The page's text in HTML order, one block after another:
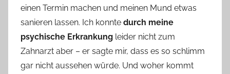
einen Termin machen und meinen Mund etwas
sanieren lassen. Ich konnte durch meine
psychische Erkrankung leider nicht zum
Zahnarzt aber – er sagte mir, dass es so schlimm
gar nicht aussehen würde. Und woher kommt